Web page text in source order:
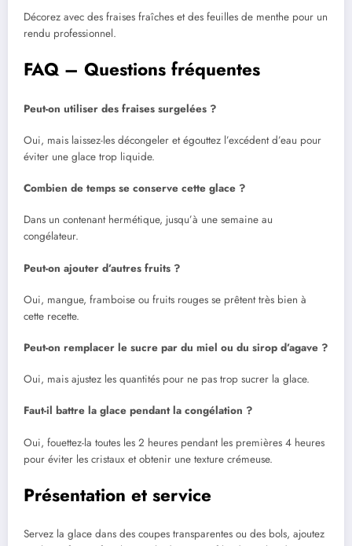
Décorez avec des fraises fraîches et des feuilles de menthe pour un
rendu professionnel.
FAQ – Questions fréquentes
Peut-on utiliser des fraises surgelées ?
Oui, mais laissez-les décongeler et égouttez l’excédent d’eau pour
éviter une glace trop liquide.
Combien de temps se conserve cette glace ?
Dans un contenant hermétique, jusqu’à une semaine au
congélateur.
Peut-on ajouter d’autres fruits ?
Oui, mangue, framboise ou fruits rouges se prêtent très bien à
cette recette.
Peut-on remplacer le sucre par du miel ou du sirop d’agave ?
Oui, mais ajustez les quantités pour ne pas trop sucrer la glace.
Faut-il battre la glace pendant la congélation ?
Oui, fouettez-la toutes les 2 heures pendant les premières 4 heures
pour éviter les cristaux et obtenir une texture crémeuse.
Présentation et service
Servez la glace dans des coupes transparentes ou des bols, ajoutez